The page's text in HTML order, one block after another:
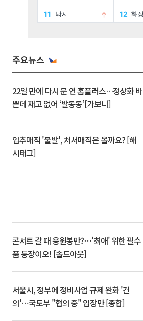
주요뉴스
22일 만에 다시 문 연 홈플러스…정상화 바
쁜데 재고 없어 ‘발동동’[가보니]
입추매직 '불발', 처서매직은 올까요? [해
시태그]
콘서트 갈 때 응원봉만?⋯'최애' 위한 필수
품 등장이오! [솔드아웃]
서울시, 정부에 정비사업 규제 완화 '건
의'⋯국토부 "협의 중" 입장만 [종합]